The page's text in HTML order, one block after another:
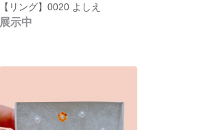
【リング】0020 よしえ
展示中